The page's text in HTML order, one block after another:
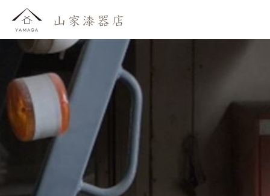
おしらせ
わたしたち
かいもの
よみもの
おといあわせ
ご利用ガイド